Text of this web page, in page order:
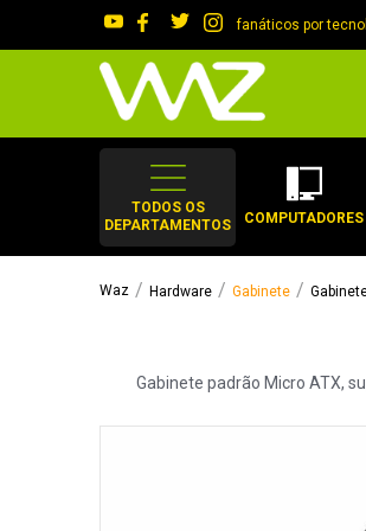
fanáticos por
O
TODOS OS
DEPARTAMENTOS
COMPUTADORES
Hardware Gabinete
Gabinete padrão Micro ATX,